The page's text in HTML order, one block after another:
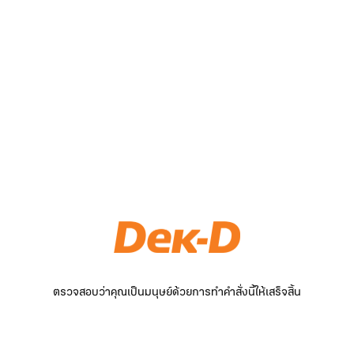
ตรวจสอบว่าคุณเป็นมนุษย์ด้วยการทำคำสั่งนี้ให้เสร็จสิ้น